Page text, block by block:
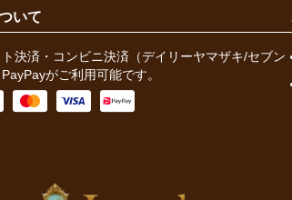
いて
決済・コンビニ決済（デイリーヤマザキ/セブン
がご利用可能です。